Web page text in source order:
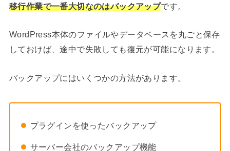
移行作業で一番大切なのはバックアップです。
WordPress本体のファイルやデータベースを丸ごと保存
しておけば、途中で失敗しても復元が可能になります。
バックアップにはいくつかの方法があります。
プラグインを使ったバックアップ
サーバー会社のバックアップ機能